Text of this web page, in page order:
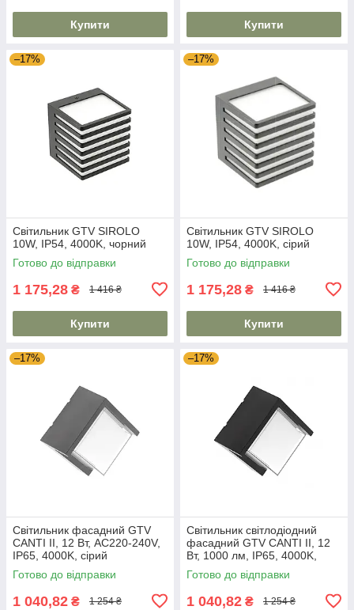
Купити Купити
–17%
Світильник GTV SIROLO
10W, IP54, 4000K, чорний
Готово до відправки
1 175,28 ₴ 1 416 ₴
Купити
–17%
Світильник GTV SIROLO
10W, IP54, 4000K, сірий
Готово до відправки
1 175,28 ₴ 1 416 ₴
Купити
–17%
Світильник фасадний GTV
CANTI II, 12 Вт, AC220-240V,
IP65, 4000K, сірий
Готово до відправки
1 040,82 ₴ 1 254 ₴
–17%
Світильник світлодіодний
фасадний GTV CANTI II, 12
Вт, 1000 лм, IP65, 4000K,
чорний
Готово до відправки
1 040,82 ₴ 1 254 ₴